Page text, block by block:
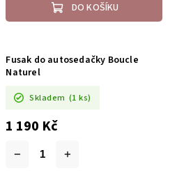
DO KOŠÍKU
Fusak do autosedačky Boucle
Naturel
Skladem (1 ks)
1 190 Kč